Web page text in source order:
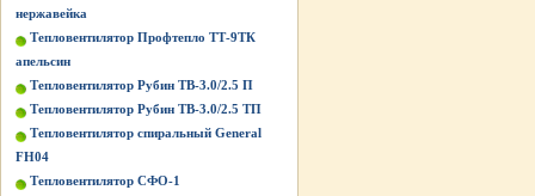
нержавейка
Тепловентилятор Профтепло ТТ-9ТК
апельсин
Тепловентилятор Рубин ТВ-3.0/2.5 П
Тепловентилятор Рубин ТВ-3.0/2.5 ТП
Тепловентилятор спиральный General
FH04
Тепловентилятор СФО-1